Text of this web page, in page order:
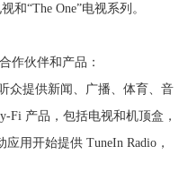
和“The One”电视系列。
伙伴和产品：
众提供新闻、广播、体育、音
Fi 产品，包括电视和机顶盒，
用开始提供 TuneIn Radio，